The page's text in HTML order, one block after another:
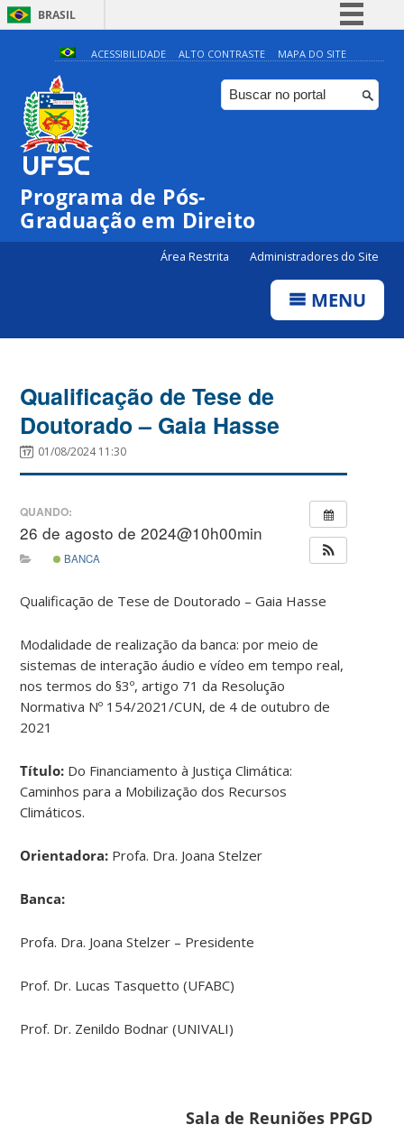
BRASIL
Simplifique!
Comunica BR
Participe
ACESSIBILIDADE ALTO CONTRASTE MAPA DO SITE
Programa de Pós-
Graduação em Direito
Área Restrita Administradores do Site
MENU
Qualificação de Tese de
Doutorado – Gaia Hasse
01/08/2024 11:30
QUANDO:
26 de agosto de 2024@10h00min
BANCA
Qualificação de Tese de Doutorado – Gaia Hasse
Modalidade de realização da banca: por meio de
sistemas de interação áudio e vídeo em tempo real,
nos termos do §3º, artigo 71 da Resolução
Normativa Nº 154/2021/CUN, de 4 de outubro de
2021
Título: Do Financiamento à Justiça Climática:
Caminhos para a Mobilização dos Recursos
Climáticos.
Orientadora: Profa. Dra. Joana Stelzer
Banca:
Profa. Dra. Joana Stelzer – Presidente
Prof. Dr. Lucas Tasquetto (UFABC)
Prof. Dr. Zenildo Bodnar (UNIVALI)
Sala de Reuniões PPGD